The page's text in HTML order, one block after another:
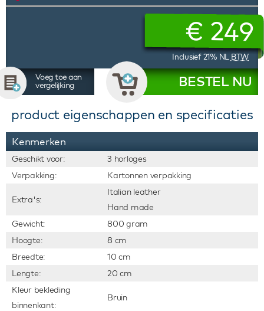
€ 249
Inclusief 21% NL BTW
Voeg toe aan
vergelijking
BESTEL NU
product eigenschappen en specificaties
Kenmerken
Geschikt voor:
3 horloges
Verpakking:
Kartonnen verpakking
Extra's:
Italian leather
Hand made
Gewicht:
800 gram
Hoogte:
8 cm
Breedte:
10 cm
Lengte:
20 cm
Kleur bekleding
binnenkant:
Bruin